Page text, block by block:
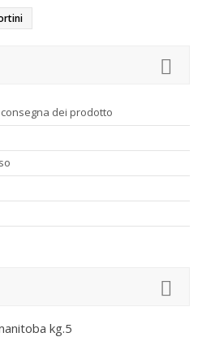
dei prodotto
kg.5